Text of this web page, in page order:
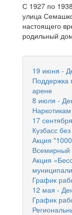
С 1927 по
улица
настоящего
родильный
19 июня -
Поддержка
арене
8 июля -
17
Кузбасс
Акция
Всемирный
Акция
График
12 мая -
График